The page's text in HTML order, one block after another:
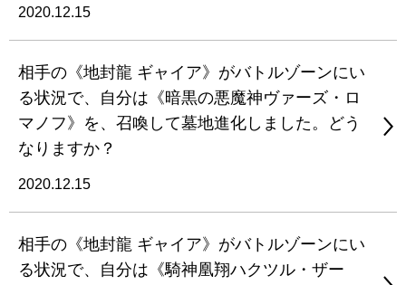
2020.12.15
相手の《地封龍 ギャイア》がバトルゾーンにい
る状況で、自分は《暗黒の悪魔神ヴァーズ・ロ
マノフ》を、召喚して墓地進化しました。どう
なりますか？
2020.12.15
相手の《地封龍 ギャイア》がバトルゾーンにい
る状況で、自分は《騎神凰翔ハクツル・ザー